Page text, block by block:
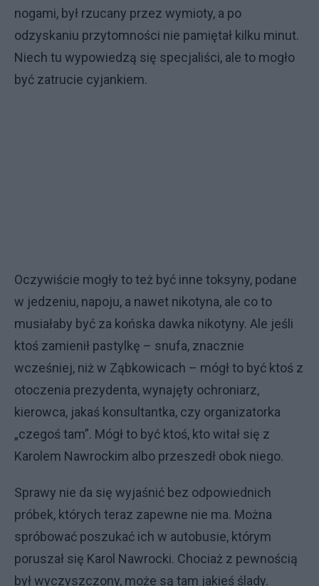
nogami, był rzucany przez wymioty, a po
odzyskaniu przytomności nie pamiętał kilku minut.
Niech tu wypowiedzą się specjaliści, ale to mogło
być zatrucie cyjankiem.
Oczywiście mogły to też być inne toksyny, podane
w jedzeniu, napoju, a nawet nikotyna, ale co to
musiałaby być za końska dawka nikotyny. Ale jeśli
ktoś zamienił pastylkę – snufa, znacznie
wcześniej, niż w Ząbkowicach – mógł to być ktoś z
otoczenia prezydenta, wynajęty ochroniarz,
kierowca, jakaś konsultantka, czy organizatorka
„czegoś tam”. Mógł to być ktoś, kto witał się z
Karolem Nawrockim albo przeszedł obok niego.
Sprawy nie da się wyjaśnić bez odpowiednich
próbek, których teraz zapewne nie ma. Można
spróbować poszukać ich w autobusie, którym
poruszał się Karol Nawrocki. Chociaż z pewnością
był wyczyszczony, może są tam jakieś ślady.